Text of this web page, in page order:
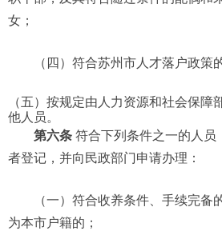
女；
（四）符合苏州市人才落户政策
（五）按规定由人力资源和社会保障
他人员。
第六条 符合下列条件之一的人员
者登记，并向民政部门申请办理：
（一）符合收养条件、手续完备
为本市户籍的；